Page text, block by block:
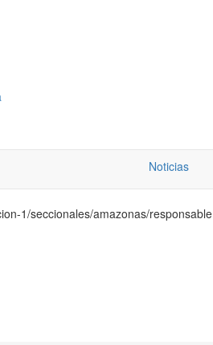
Noticias
1/seccionales/amazonas/responsable